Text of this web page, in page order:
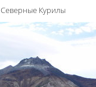
Курилы